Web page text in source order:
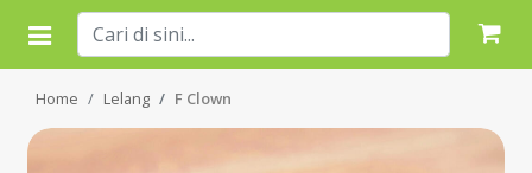
Home Lelang F Clown